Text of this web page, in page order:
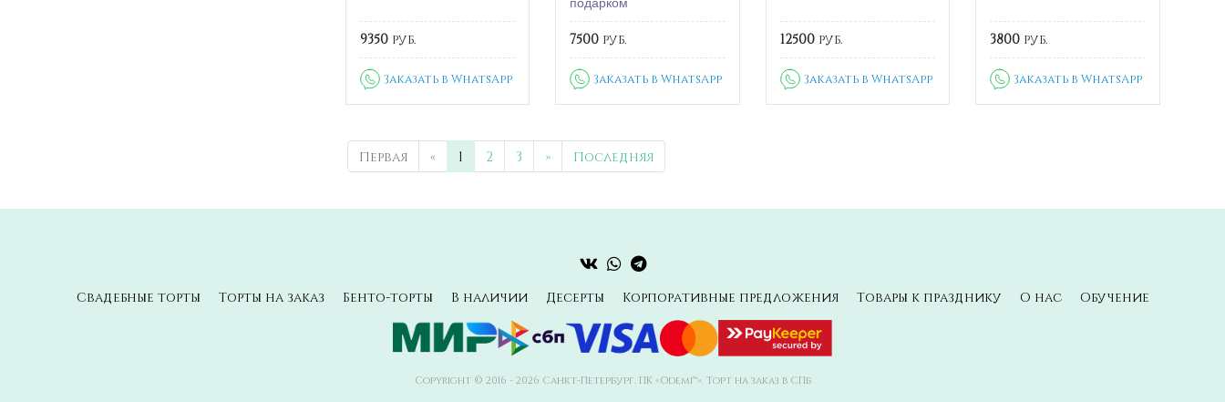
9350руб.
Заказать в WhatsApp
7500 руб.
Заказать в WhatsApp
12500руб.
Заказать в WhatsApp
3800 руб.
Заказать в WhatsApp
Первая « 1 2 3 » Последняя
Свадебные торты Торты на заказ Бенто-торты В наличии Десерты Корпоративные предложения Товары к празднику О нас Обучение
Copyright © 2016 - 2026 Санкт-Петербург. ПК «Odemi™». Торт на заказ в СПб